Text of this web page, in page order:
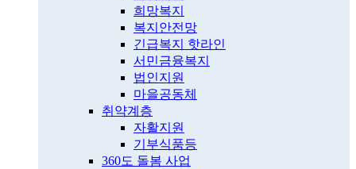
희망복지
복지안전망
긴급복지 핫라인
서민금융복지
법인지원
마을공동체
취약계층
자활지원
기부식품등
360도 돌봄 사업